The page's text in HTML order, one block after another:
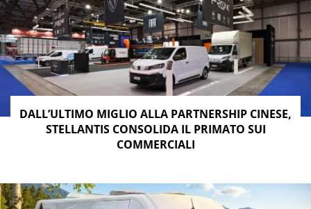
DALL’ULTIMO MIGLIO ALLA PARTNERSHIP CINESE,
STELLANTIS CONSOLIDA IL PRIMATO SUI
COMMERCIALI